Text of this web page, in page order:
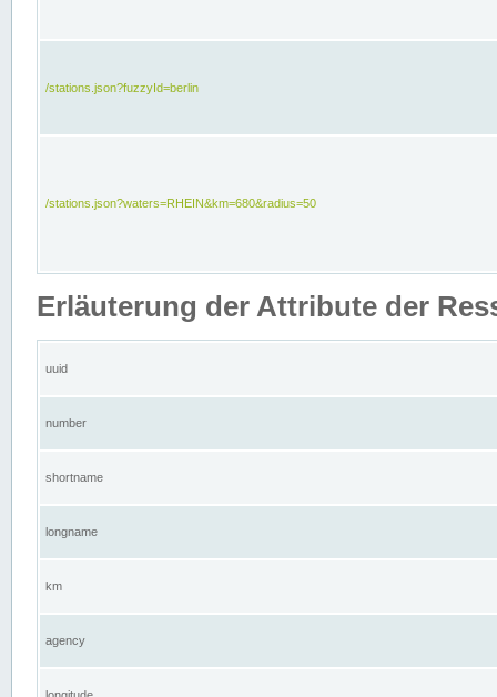
/stations.json?fuzzyId=berlin
/stations.json?waters=RHEIN&km=680&radius=50
Erläuterung der Attribute der
uuid
number
shortname
longname
km
agency